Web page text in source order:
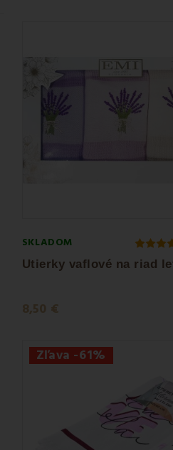
SKLADOM
8,50 €
Zľava -61%